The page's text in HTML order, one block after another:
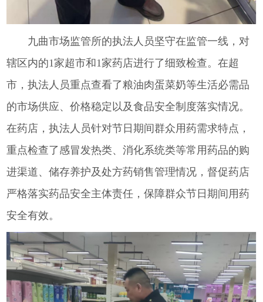
九曲市场监管所的执法人员坚守在监管一线，对
辖区内的1家超市和1家药店进行了细致检查。在超
市，执法人员重点查看了粮油肉蛋菜奶等生活必需品
的市场供应、价格稳定以及食品安全制度落实情况。
在药店，执法人员针对节日期间群众用药需求特点，
重点检查了感冒发热类、消化系统类等常用药品的购
进渠道、储存养护及处方药销售管理情况，督促药店
严格落实药品安全主体责任，保障群众节日期间用药
安全有效。